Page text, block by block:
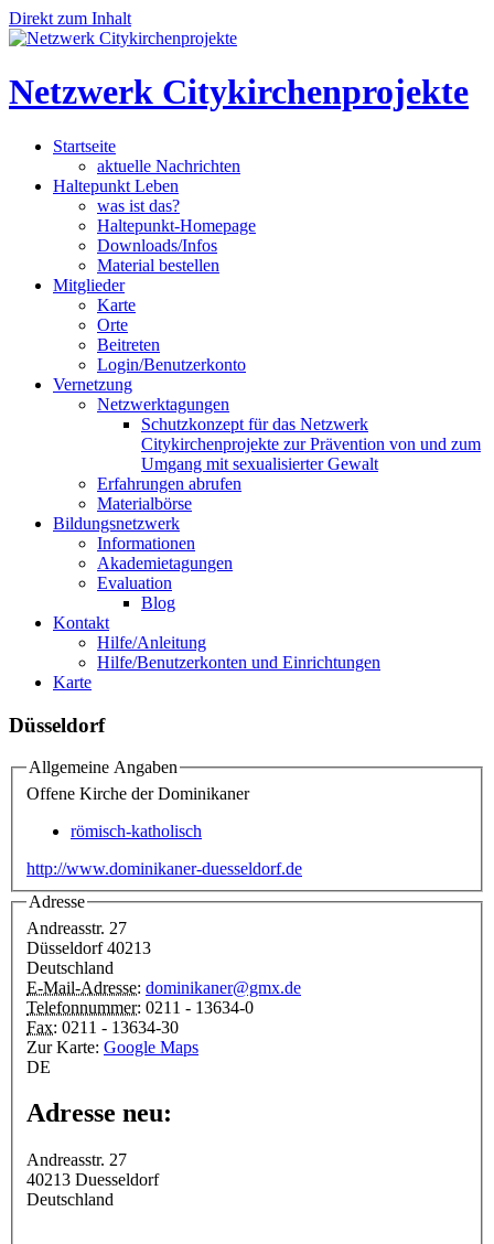
Direkt zum Inhalt
Netzwerk Citykirchenprojekte
Startseite
aktuelle Nachrichten
Haltepunkt Leben
was ist das?
Haltepunkt-Homepage
Downloads/Infos
Material bestellen
Mitglieder
Karte
Orte
Beitreten
Login/Benutzerkonto
Vernetzung
Netzwerktagungen
Schutzkonzept für das Netzwerk
Citykirchenprojekte zur Prävention von und zum
Umgang mit sexualisierter Gewalt
Erfahrungen abrufen
Materialbörse
Bildungsnetzwerk
Informationen
Akademietagungen
Evaluation
Blog
Kontakt
Hilfe/Anleitung
Hilfe/Benutzerkonten und Einrichtungen
Karte
Düsseldorf
Allgemeine Angaben
Offene Kirche der Dominikaner
römisch-katholisch
http://www.dominikaner-duesseldorf.de
Adresse
Andreasstr. 27
Düsseldorf 40213
Deutschland
E-Mail-Adresse: dominikaner@gmx.de
Telefonnummer: 0211 - 13634-0
Fax: 0211 - 13634-30
Zur Karte: Google Maps
DE
Adresse neu:
Andreasstr. 27
40213 Duesseldorf
Deutschland